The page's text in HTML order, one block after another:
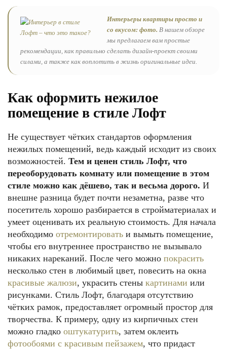
Интерьеры квартиры просто и
со вкусом: фото. В нашем обзоре
мы предлагаем вам простые
рекомендации, как правильно сделать дизайн-проект своими
силами, а также как воплотить в жизнь оригинальные идеи.
Как оформить нежилое
помещение в стиле Лофт
Не существует чётких стандартов оформления
нежилых помещений, ведь каждый исходит из своих
возможностей. Тем и ценен стиль Лофт, что
переоборудовать комнату или помещение в этом
стиле можно как дёшево, так и весьма дорого. И
внешне разница будет почти незаметна, разве что
посетитель хорошо разбирается в стройматериалах и
умеет оценивать их реальную стоимость. Для начала
необходимо отремонтировать и вымыть помещение,
чтобы его внутреннее пространство не вызывало
никаких нареканий. После чего можно покрасить
несколько стен в любимый цвет, повесить на окна
красивые жалюзи, украсить стены картинами или
рисунками. Стиль Лофт, благодаря отсутствию
чётких рамок, предоставляет огромный простор для
творчества. К примеру, одну из кирпичных стен
можно гладко оштукатурить, затем оклеить
фотообоями с красивым пейзажем, что придаст